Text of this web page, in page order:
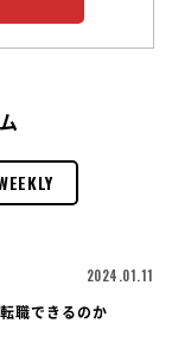
2024.01.11
職できるのか